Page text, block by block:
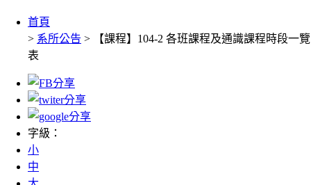
首頁
> 系所公告 > 【課程】104-2 各班課程及通識課程時段一覽
表
字級：
小
中